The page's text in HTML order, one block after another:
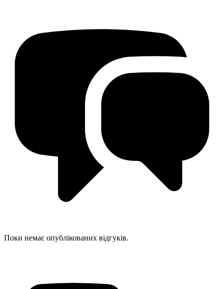
Поки немає опублікованих відгуків.